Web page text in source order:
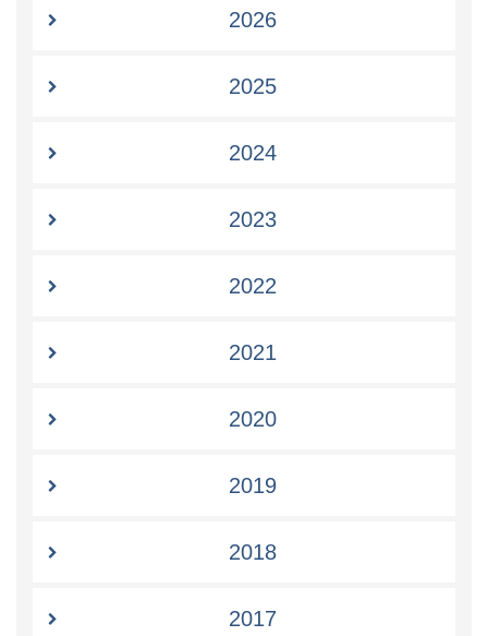
2026
2025
2024
2023
2022
2021
2020
2019
2018
2017